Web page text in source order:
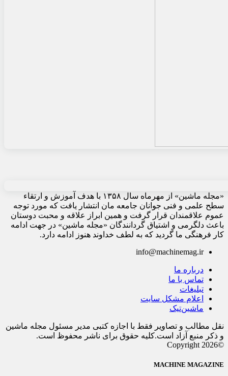
«مجله ماشین» از مهرماه سال ۱۳۵۸ با هدف آموزش و ارتقاء
سطح علمی و فنی جوانان جامعه مان انتشار یافت که مورد توجه
عموم علاقمندان قرار گرفت و همین ابراز علاقه و محبت دوستان
باعث دلگرمی و اشتیاق گردانندگان «مجله ماشین» در جهت ادامه
کار فرهنگی ما گردید که به لطف خداوند هنوز ادامه دارد.
info@machinemag.ir
درباره ما
تماس با ما
تبلیغات
اعلام مشکل سایت
ماشین‌تیک
نقل مطالب و تصاویر فقط با اجازه کتبی مدیر مسئول مجله ماشین
و ذکر منبع آزاد است.کلیه حقوق برای ناشر محفوظ است.
©Copyright 2026
MACHINE MAGAZINE